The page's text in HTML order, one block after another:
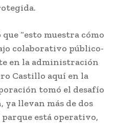
“esto muestra cómo
colaborativo público-
en la administración
Castillo aquí en la
tomó el desafío
ya llevan más de dos
parque está operativo,